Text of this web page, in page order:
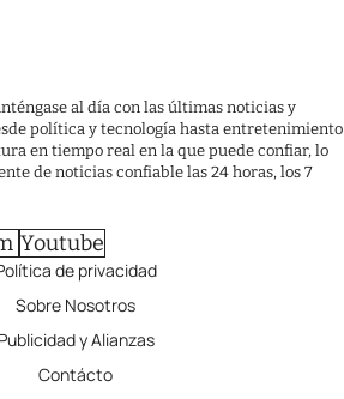
al día con las últimas noticias y
política y tecnología hasta entretenimiento
en tiempo real en la que puede confiar, lo
de noticias confiable las 24 horas, los 7
Youtube
de privacidad
Sobre Nosotros
Publicidad y Alianzas
Contácto